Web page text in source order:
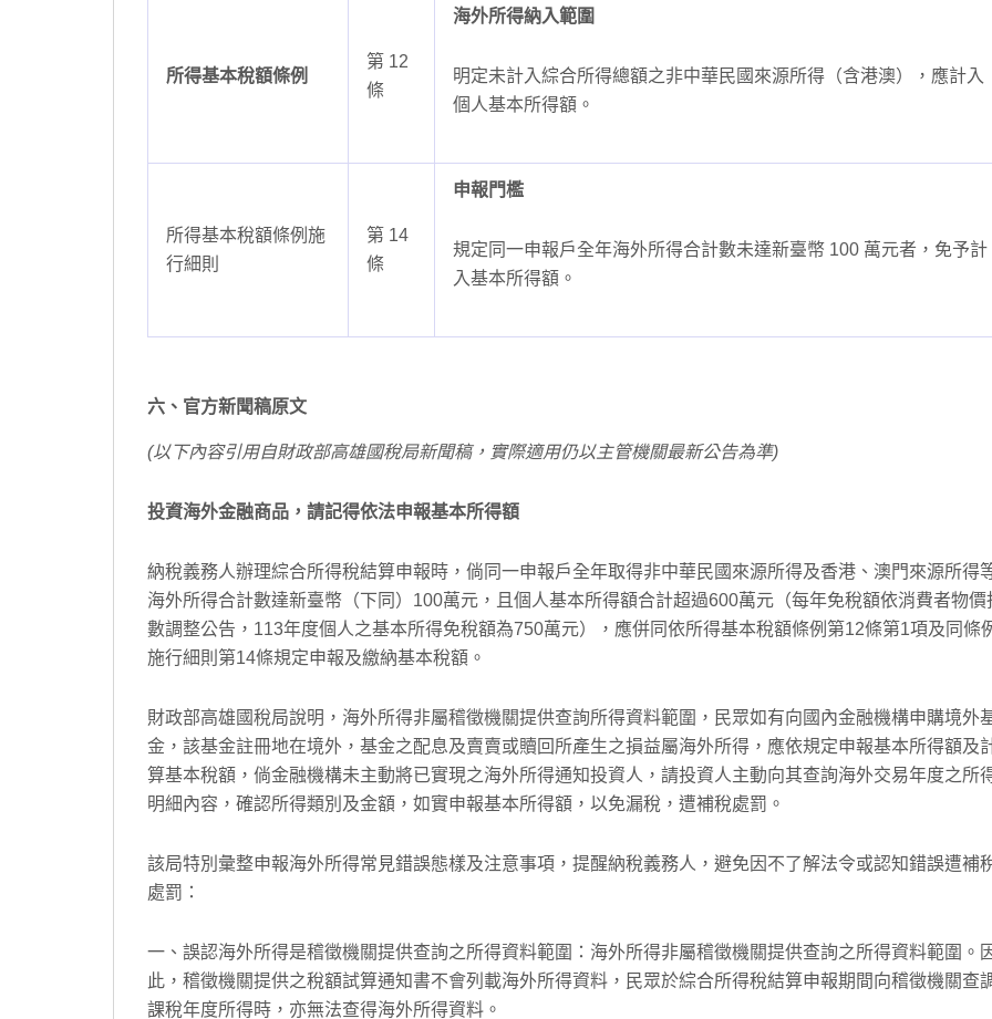
所得基本稅額條例
第 12
條
海外所得納入範圍
明定未計入綜合所得總額之非中華民國來源所得（含港澳），應計入
個人基本所得額。
所得基本稅額條例施
行細則
第 14
條
申報門檻
規定同一申報戶全年海外所得合計數未達新臺幣 100 萬元者，免予計
入基本所得額。
六、官方新聞稿原文
(以下內容引用自財政部高雄國稅局新聞稿，實際適用仍以主管機關最新公告為準)
投資海外金融商品，請記得依法申報基本所得額
納稅義務人辦理綜合所得稅結算申報時，倘同一申報戶全年取得非中華民國來源所得及香港、澳門來源所得
海外所得合計數達新臺幣（下同）100萬元，且個人基本所得額合計超過600萬元（每年免稅額依消費者物價
數調整公告，113年度個人之基本所得免稅額為750萬元），應併同依所得基本稅額條例第12條第1項及同條
施行細則第14條規定申報及繳納基本稅額。
財政部高雄國稅局說明，海外所得非屬稽徵機關提供查詢所得資料範圍，民眾如有向國內金融機構申購境外
金，該基金註冊地在境外，基金之配息及賣賣或贖回所產生之損益屬海外所得，應依規定申報基本所得額及
算基本稅額，倘金融機構未主動將已實現之海外所得通知投資人，請投資人主動向其查詢海外交易年度之所
明細內容，確認所得類別及金額，如實申報基本所得額，以免漏稅，遭補稅處罰。
該局特別彙整申報海外所得常見錯誤態樣及注意事項，提醒納稅義務人，避免因不了解法令或認知錯誤遭補
處罰：
一、誤認海外所得是稽徵機關提供查詢之所得資料範圍：海外所得非屬稽徵機關提供查詢之所得資料範圍。
此，稽徵機關提供之稅額試算通知書不會列載海外所得資料，民眾於綜合所得稅結算申報期間向稽徵機關查
課稅年度所得時，亦無法查得海外所得資料。